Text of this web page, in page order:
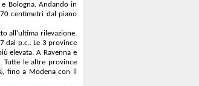
Bologna. Andando in
centimetri dal piano
all’ultima rilevazione.
dal p.c.. Le 3 province
elevata. A Ravenna e
Tutte le altre province
fino a Modena con il